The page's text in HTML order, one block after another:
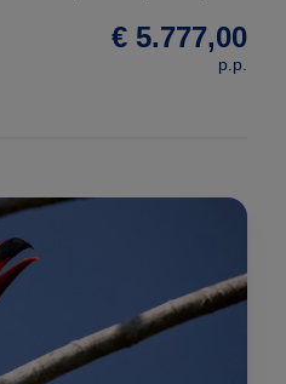
€ 5.777,00
p.p.